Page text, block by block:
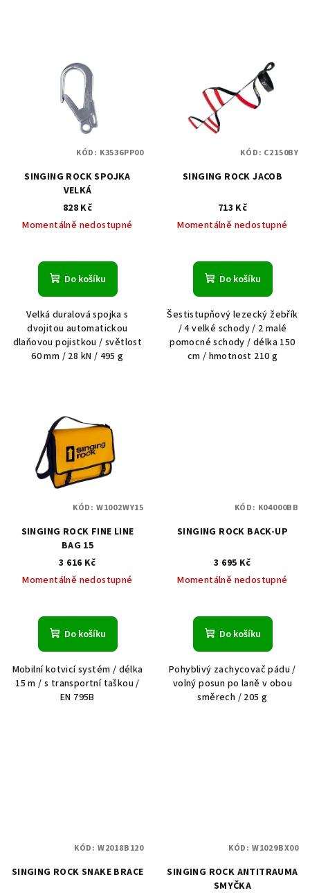
SINGING ROCK SPOJKA
VELKÁ
828 Kč
Momentálně nedostupné
Do košíku
Velká duralová spojka s
dvojitou automatickou
dlaňovou pojistkou / světlost
60 mm / 28 kN / 495 g
KÓD: K3536PP00
SINGING ROCK JACOB
713 Kč
Momentálně nedostupné
Do košíku
Šestistupňový lezecký žebřík
/ 4 velké schody / 2 malé
pomocné schody / délka 150
cm / hmotnost 210 g
KÓD: C2150BY
SINGING ROCK FINE LINE
BAG 15
3 616 Kč
Momentálně nedostupné
Do košíku
Mobilní kotvicí systém / délka
15 m / s transportní taškou /
EN 795B
KÓD: W1002WY15
SINGING ROCK BACK-UP
3 695 Kč
Momentálně nedostupné
Do košíku
Pohyblivý zachycovač pádu /
volný posun po laně v obou
směrech / 205 g
KÓD: K04000BB
SINGING ROCK SNAKE BRACE
KÓD: W2018B120
SINGING ROCK ANTITRAUMA
SMYČKA
KÓD: W1029BX00